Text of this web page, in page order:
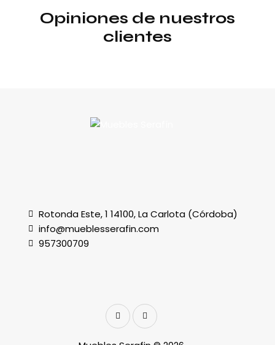
Opiniones de nuestros
clientes
Rotonda Este, 1 14100, La Carlota (Córdoba)
info@mueblesserafin.com
957300709